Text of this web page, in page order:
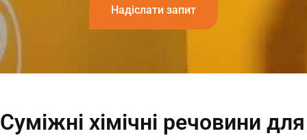
Надіслати запит
Суміжні хімічні речовини для